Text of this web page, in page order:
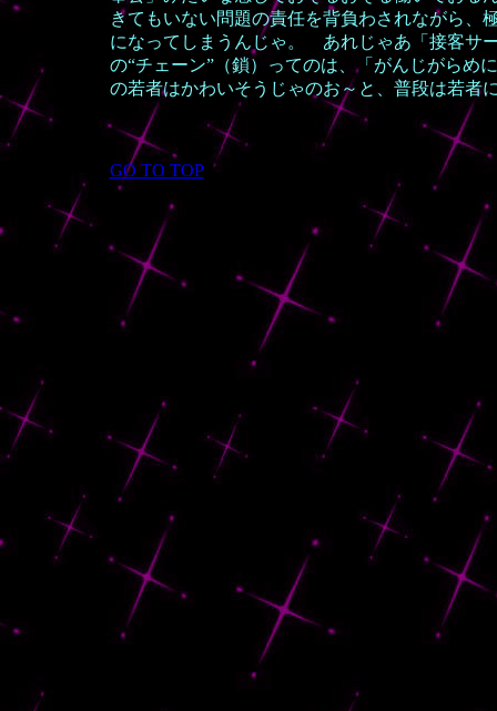
きてもいない問題の責任を背負わされながら、
になってしまうんじゃ。 あれじゃあ「接客サ
の“チェーン”（鎖）ってのは、「がんじがら
の若者はかわいそうじゃのお～と、普段は若者
GO TO TOP